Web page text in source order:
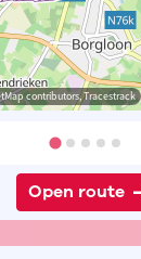
contributors, Tracestrack
Open route